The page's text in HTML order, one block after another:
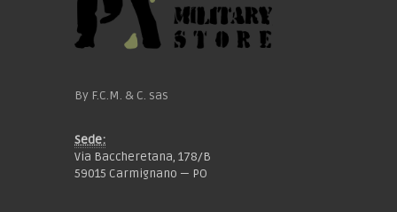
By F.C.M. & C. sas
Sede:
Via Baccheretana, 178/B
59015 Carmignano — PO